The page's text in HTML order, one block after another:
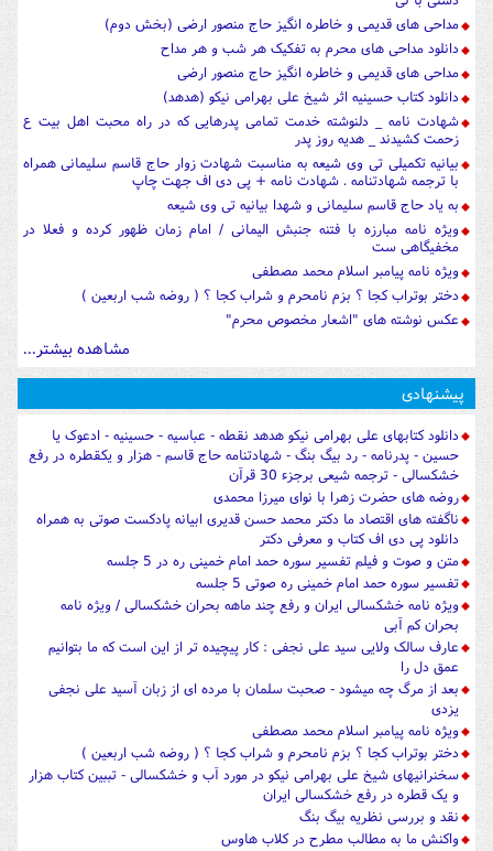
مداحی های قدیمی و خاطره انگیز حاج منصور ارضی (بخش دوم)
دانلود مداحی های محرم به تفکیک هر شب و هر مداح
مداحی های قدیمی و خاطره انگیز حاج منصور ارضی
دانلود کتاب حسینیه اثر شیخ علی بهرامی نیکو (هدهد)
شهادت نامه _ دلنوشته خدمت تمامی پدرهایی که در راه محبت اهل بیت ع
زحمت کشیدند _ هدیه روز پدر
بیانیه تکمیلی تی وی شیعه به مناسبت شهادت زوار حاج قاسم سلیمانی همراه
با ترجمه شهادتنامه . شهادت نامه + پی دی اف جهت چاپ
به یاد حاج قاسم سلیمانی و شهدا بیانیه تی وی شیعه
ویژه نامه مبارزه با فتنه جنبش الیمانی / امام زمان ظهور کرده و فعلا در
مخفیگاهی ست
ویژه نامه پیامبر اسلام محمد مصطفی
دختر بوتراب کجا ؟ بزم نامحرم و شراب کجا ؟ ( روضه شب اربعین )
عکس نوشته های "اشعار مخصوص محرم"
مشاهده بیشتر...
پیشنهادی
دانلود کتابهای علی بهرامی نیکو هدهد نقطه - عباسیه - حسینیه - ادعوک یا
حسین - پدرنامه - رد بیگ بنگ - شهادتنامه حاج قاسم - هزار و یکقطره در رفع
خشکسالی - ترجمه شیعی برجزء 30 قرآن
روضه های حضرت زهرا با نوای میرزا محمدی
ناگفته های اقتصاد ما دکتر محمد حسن قدیری ابیانه پادکست صوتی به همراه
دانلود پی دی اف کتاب و معرفی دکتر
متن و صوت و فیلم تفسیر سوره حمد امام خمینی ره در 5 جلسه
تفسیر سوره حمد امام خمینی ره صوتی 5 جلسه
ویژه نامه خشکسالی ایران و رفع چند ماهه بحران خشکسالی / ویژه نامه
بحران کم آبی
عارف سالک ولایی سید علی نجفی : کار پیچیده تر از این است که ما بتوانیم
عمق دل را
بعد از مرگ چه میشود - صحبت سلمان با مرده ای از زبان آسید علی نجفی
یزدی
ویژه نامه پیامبر اسلام محمد مصطفی
دختر بوتراب کجا ؟ بزم نامحرم و شراب کجا ؟ ( روضه شب اربعین )
سخنرانیهای شیخ علی بهرامی نیکو در مورد آب و خشکسالی - تببین کتاب هزار
و یک قطره در رفع خشکسالی ایران
نقد و بررسی نظریه بیگ بنگ
واکنش ما به مطالب مطرح در کلاب هاوس